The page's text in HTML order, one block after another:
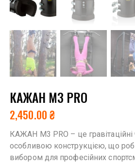
КАЖАН М3 PRO
2,450.00₴
КАЖАН М3 PRO – це гравітаційні
особливою конструкцією, що
вибором для професійних